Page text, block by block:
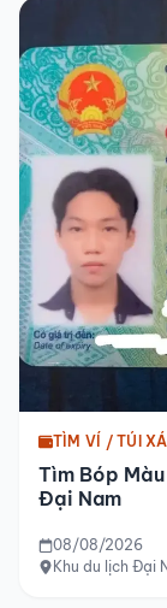
TÌM VÍ / TÚI
Tìm Bóp
Đại Nam
08/08/2026
Khu du lịch Đại